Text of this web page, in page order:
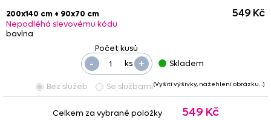
200x140 cm + 90x70 cm
Nepodléhá slevovému kódu
bavlna
ks +
-
549 Kč
Skladem
Bez služeb Se službami(Vyšití výšivky, nažehlení obrázku…)
Celkem za vybrané položky 549 Kč